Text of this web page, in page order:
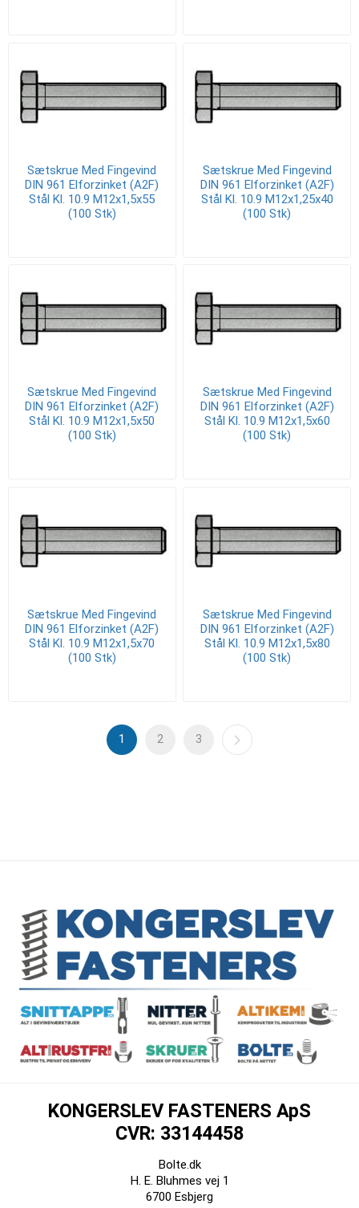
Sætskrue Med Fingevind
DIN 961 Elforzinket (A2F)
Stål Kl. 10.9 M12x1,5x55
(100 Stk)
Sætskrue Med Fingevind
DIN 961 Elforzinket (A2F)
Stål Kl. 10.9 M12x1,25x40
(100 Stk)
Sætskrue Med Fingevind
DIN 961 Elforzinket (A2F)
Stål Kl. 10.9 M12x1,5x50
(100 Stk)
Sætskrue Med Fingevind
DIN 961 Elforzinket (A2F)
Stål Kl. 10.9 M12x1,5x60
(100 Stk)
Sætskrue Med Fingevind
DIN 961 Elforzinket (A2F)
Stål Kl. 10.9 M12x1,5x70
(100 Stk)
Sætskrue Med Fingevind
DIN 961 Elforzinket (A2F)
Stål Kl. 10.9 M12x1,5x80
(100 Stk)
1 2 3
KONGERSLEV FASTENERS ApS
CVR: 33144458
Bolte.dk
H. E. Bluhmes vej 1
6700 Esbjerg